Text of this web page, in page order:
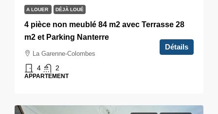
A LOUER DÉJÀ LOUÉ
4 pièce non meublé 84 m2 avec Terrasse 28
m2 et Parking Nanterre
La Garenne-Colombes
4 2
APPARTEMENT
Détails